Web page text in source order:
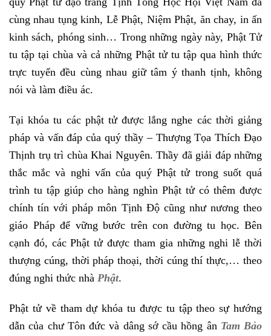
cùng nhau tụng kinh, Lễ Phật, Niệm Phật, ăn chay, in ấn
kinh sách, phóng sinh… Trong những ngày này, Phật Tử
tu tập tại chùa và cả những Phật tử tu tập qua hình thức
trực tuyến đều cùng nhau giữ tâm ý thanh tịnh, không
nói và làm điều ác.
Tại khóa tu các phật tử được lắng nghe các thời giảng
pháp và vấn đáp của quý thầy – Thượng Tọa Thích Đạo
Thịnh trụ trì chùa Khai Nguyên. Thầy đã giải đáp những
thắc mắc và nghi vấn của quý Phật tử trong suốt quá
trình tu tập giúp cho hàng nghìn Phật tử có thêm được
chính tín với pháp môn Tịnh Độ cũng như nương theo
giáo Pháp để vững bước trên con đường tu học. Bên
cạnh đó, các Phật tử được tham gia những nghi lễ thời
thượng cúng, thời pháp thoại, thời cúng thí thực,… theo
đúng nghi thức nhà Phật.
Phật tử về tham dự khóa tu được tu tập theo sự hướng
dẫn của chư Tôn đức và dâng sớ cầu hồng ân Tam Bảo